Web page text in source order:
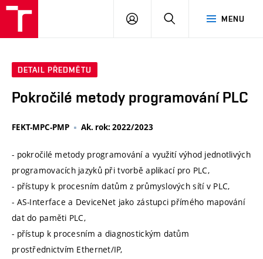
MENU
PŘIHLÁSIT
DETAIL PŘEDMĚTU
Pokročilé metody programování PLC
FEKT-MPC-PMP Ak. rok: 2022/2023
- pokročilé metody programování a využití výhod jednotlivých
programovacích jazyků při tvorbě aplikací pro PLC,
- přístupy k procesním datům z průmyslových sítí v PLC,
- AS-Interface a DeviceNet jako zástupci přímého mapování
dat do paměti PLC,
- přístup k procesním a diagnostickým datům
prostřednictvím Ethernet/IP,